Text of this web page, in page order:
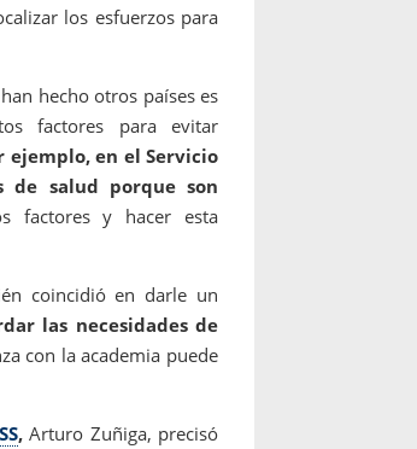
los esfuerzos para
hecho otros países es
factores para evitar
ejemplo, en el Servicio
de salud porque son
factores y hacer esta
coincidió en darle un
las necesidades de
con la academia puede
,Arturo Zuñiga, precisó